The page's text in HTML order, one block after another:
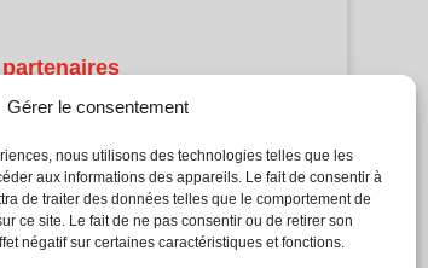
Gérer le consentement
nous utilisons des technologies telles que les
aux informations des appareils. Le fait de consentir à
de traiter des données telles que le comportement de
ce site. Le fait de ne pas consentir ou de retirer son
négatif sur certaines caractéristiques et fonctions.
21
Bois
Bâtiment